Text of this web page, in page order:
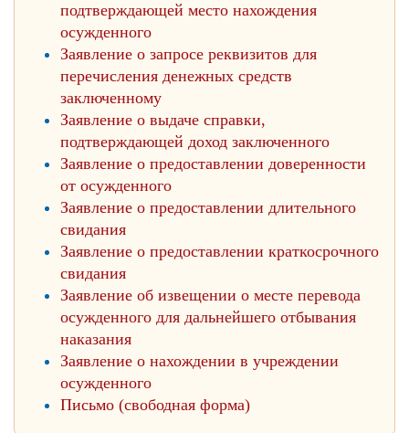
подтверждающей место нахождения
осужденного
Заявление о запросе реквизитов для
перечисления денежных средств
заключенному
Заявление о выдаче справки,
подтверждающей доход заключенного
Заявление о предоставлении доверенности
от осужденного
Заявление о предоставлении длительного
свидания
Заявление о предоставлении краткосрочного
свидания
Заявление об извещении о месте перевода
осужденного для дальнейшего отбывания
наказания
Заявление о нахождении в учреждении
осужденного
Письмо (свободная форма)